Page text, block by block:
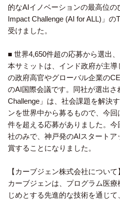
的なAIイノベーションの最高位の
Impact Challenge (AI for ALL)」
受けました。
■ 世界4,650件超の応募から選出
本サミットは、インド政府が主
の政府高官やグローバル企業の
のAI国際会議です。同社が選出さ
Challenge」は、社会課題を解決
ンを世界中から募るもので、今
件を超える応募がありました。
社のみで、神戸発のAIスタート
賞することになりました。
【カーブジェン株式会社について
カーブジェンは、プログラム医
じめとする先進的な技術を通じ